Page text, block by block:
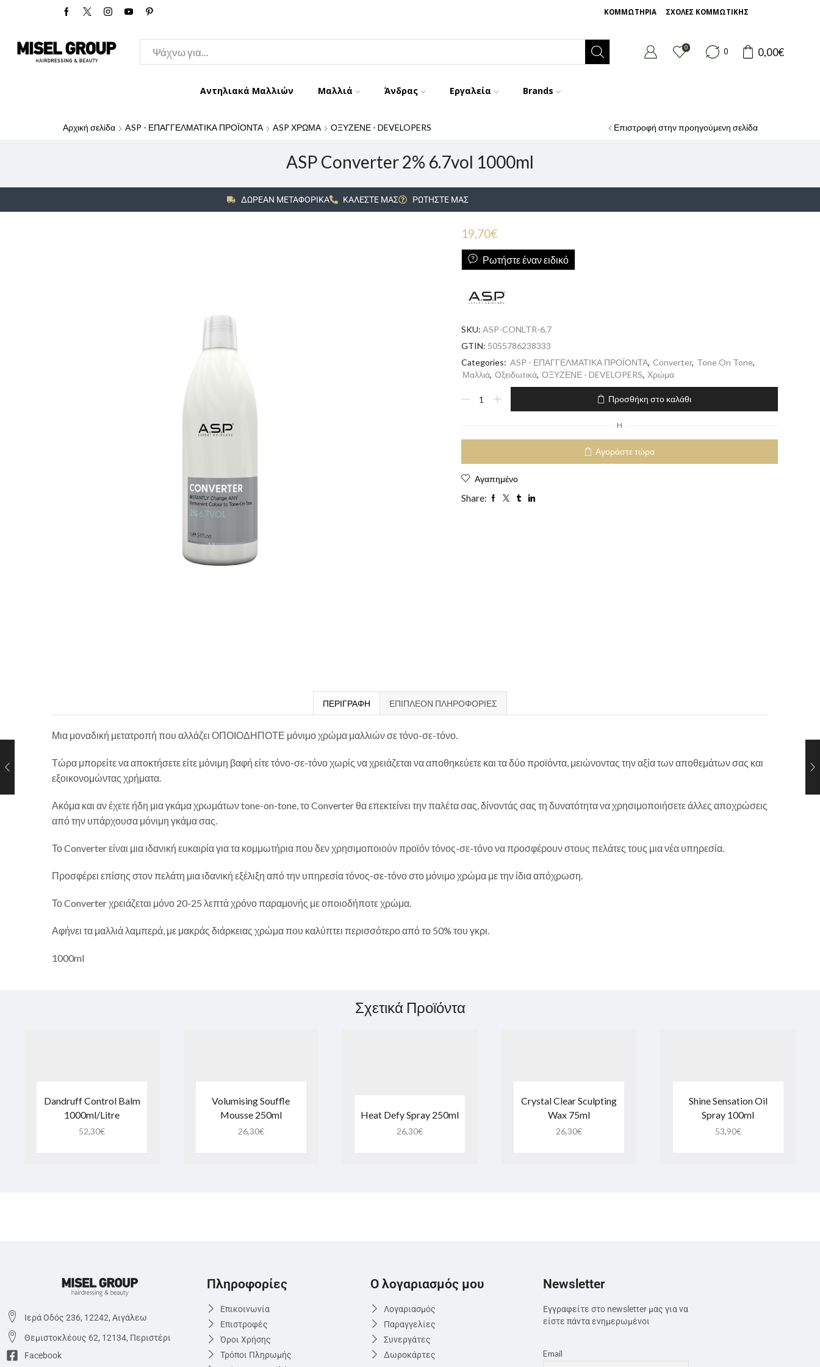
ΚΟΜΜΩΤΗΡΙΑ ΣΧΟΛΕΣ ΚΟΜΜΩΤΙΚΗΣ
0 0 0,00€
Αντηλιακά Μαλλιών Μαλλιά Άνδρας Εργαλεία Brands
Αρχική σελίδα ASP - ΕΠΑΓΓΕΛΜΑΤΙΚΑ ΠΡΟΪΟΝΤΑ ASP ΧΡΩΜΑ ΟΞΥΖΕΝΕ - DEVELOPERS Επιστροφή στην προηγούμενη σελίδα
ASP Converter 2% 6.7vol 1000ml
ΔΩΡΕΑΝ ΜΕΤΑΦΟΡΙΚΑ ΚΑΛΕΣΤΕ ΜΑΣ ΡΩΤΗΣΤΕ ΜΑΣ
19,70€
Ρωτήστε έναν ειδικό
SKU: ASP-CONLTR-6.7
GTIN: 5055786238333
Categories: ASP - ΕΠΑΓΓΕΛΜΑΤΙΚΑ ΠΡΟΪΟΝΤΑ, Converter, Tone On Tone,
Μαλλιά, Οξειδωτικά, ΟΞΥΖΕΝΕ - DEVELOPERS, Χρώμα
Προσθήκη στο καλάθι
H
Αγοράστε τώρα
Αγαπημένο
Share:
ΠΕΡΙΓΡΑΦΉ ΕΠΙΠΛΈΟΝ ΠΛΗΡΟΦΟΡΊΕΣ
Μια μοναδική μετατροπή που αλλάζει ΟΠΟΙΟΔΗΠΟΤΕ μόνιμο χρώμα μαλλιών σε τόνο-σε-τόνο.
Τώρα μπορείτε να αποκτήσετε είτε μόνιμη βαφή είτε τόνο-σε-τόνο χωρίς να χρειάζεται να αποθηκεύετε και τα δύο προϊόντα, μειώνοντας την αξία των αποθεμάτων σας και
εξοικονομώντας χρήματα.
Ακόμα και αν έχετε ήδη μια γκάμα χρωμάτων tone-on-tone, το Converter θα επεκτείνει την παλέτα σας, δίνοντάς σας τη δυνατότητα να χρησιμοποιήσετε άλλες αποχρώσεις
από την υπάρχουσα μόνιμη γκάμα σας.
Το Converter είναι μια ιδανική ευκαιρία για τα κομμωτήρια που δεν χρησιμοποιούν προϊόν τόνος-σε-τόνο να προσφέρουν στους πελάτες τους μια νέα υπηρεσία.
Προσφέρει επίσης στον πελάτη μια ιδανική εξέλιξη από την υπηρεσία τόνος-σε-τόνο στο μόνιμο χρώμα με την ίδια απόχρωση.
Το Converter χρειάζεται μόνο 20-25 λεπτά χρόνο παραμονής με οποιοδήποτε χρώμα.
Αφήνει τα μαλλιά λαμπερά, με μακράς διάρκειας χρώμα που καλύπτει περισσότερο από το 50% του γκρι.
1000ml
Σχετικά Προϊόντα
Dandruff Control Balm
1000ml/Litre
52,30€
Volumising Souffle
Mousse 250ml
26,30€
Heat Defy Spray 250ml
26,30€
Crystal Clear Sculpting
Wax 75ml
26,30€
Shine Sensation Oil
Spray 100ml
53,90€
Ιερά Οδός 236, 12242, Αιγάλεω
Θεμιστoκλέους 62, 12134, Περιστέρι
Facebook
Πληροφορίες
Επικοινωνία
Επιστροφές
Όροι Χρήσης
Τρόποι Πληρωμής
Ο λογαριασμός μου
Λογαριασμός
Παραγγελίες
Συνεργάτες
Δωροκάρτες
Newsletter
Εγγραφείτε στο newsletter μας για να
είστε πάντα ενημερωμένοι
Email